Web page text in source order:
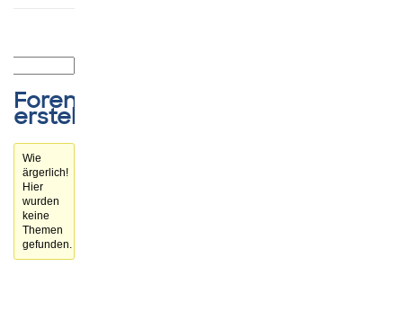
Forenthemen
erstellt
Wie
ärgerlich!
Hier
wurden
keine
Themen
gefunden.